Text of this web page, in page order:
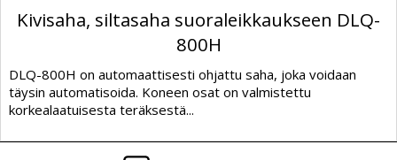
Kivisaha, siltasaha suoraleikkaukseen DLQ-
800H
DLQ-800H on automaattisesti ohjattu saha, joka voidaan
täysin automatisoida. Koneen osat on valmistettu
korkealaatuisesta teräksestä...